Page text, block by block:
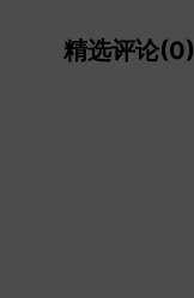
精选评论(0)